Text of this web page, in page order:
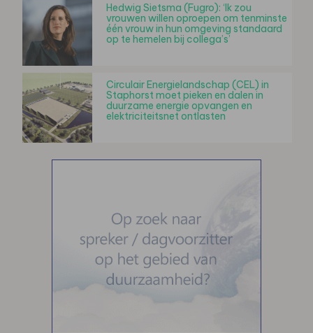
Hedwig Sietsma (Fugro): ‘Ik zou
vrouwen willen oproepen om tenminste
één vrouw in hun omgeving standaard
op te hemelen bij collega’s’
Circulair Energielandschap (CEL) in
Staphorst moet pieken en dalen in
duurzame energie opvangen en
elektriciteitsnet ontlasten